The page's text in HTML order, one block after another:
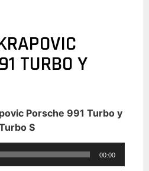
TURBO Y
Porsche 991 Turbo y
S
00:00